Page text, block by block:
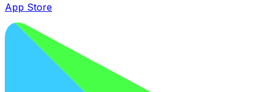
App Store